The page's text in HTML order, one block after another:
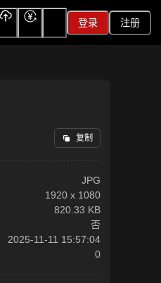
登录 注册
复制
JPG
1920 x 1080
820.33 KB
否
2025-11-11 15:57:04
0